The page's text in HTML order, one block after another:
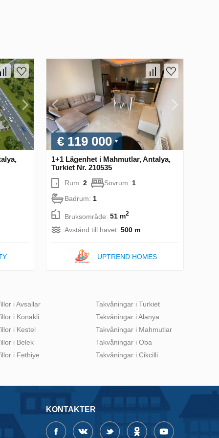
€ 119 000
1+1 Lägenhet i Mahmutlar, Antalya,
Turkiet Nr. 210535
Rum: 2 Sovrum: 1
Badrum: 1
Bruksområde: 51 m2
Avstånd till havet: 500 m
UPTREND HOMES
i Avsallar
i Konakli
i Kestel
i Belek
i Fethiye
Takvåningar i Turkiet
Takvåningar i Alanya
Takvåningar i Mahmutlar
Takvåningar i Oba
Takvåningar i Cikcilli
KONTAKTER